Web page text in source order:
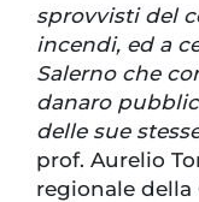
sprovvisti del
incendi, ed a
Salerno che
danaro
delle sue
prof. Aurelio
regionale